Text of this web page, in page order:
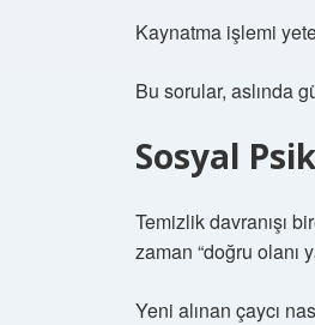
Kaynatma işlemi
Bu sorular, aslında
Sosyal
Temizlik davranışı
zaman “doğru olanı
Yeni alınan çaycı